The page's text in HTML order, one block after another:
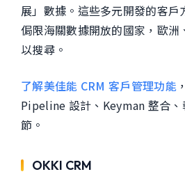
展」數據。這些多元開發的客
侷限海關數據開放的國家，歐洲
以搜尋。
了解美佳能 CRM 客戶管理功能
Pipeline 設計、Keyman 整合
節。
OKKI CRM